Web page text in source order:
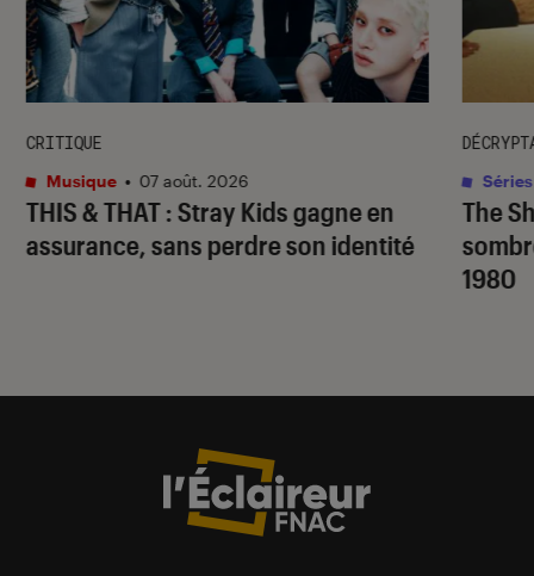
THIS & THAT: Stray Kids gagne en
assurance, sans perdre son identité
CRITIQUE
Musique • 07 août. 2026
The
1980
Séries